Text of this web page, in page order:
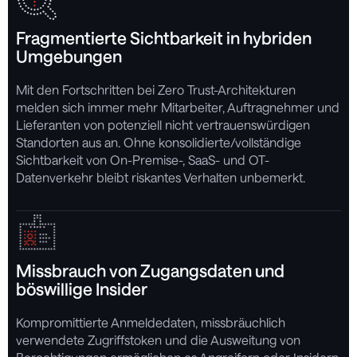
Fragmentierte Sichtbarkeit in hybriden
Umgebungen
Mit den Fortschritten bei Zero Trust-Architekturen
melden sich immer mehr Mitarbeiter, Auftragnehmer und
Lieferanten von potenziell nicht vertrauenswürdigen
Standorten aus an. Ohne konsolidierte/vollständige
Sichtbarkeit von On-Premise-, SaaS- und OT-
Datenverkehr bleibt riskantes Verhalten unbemerkt.
Missbrauch von Zugangsdaten und
böswillige Insider
Kompromittierte Anmeldedaten, missbräuchlich
verwendete Zugriffstoken und die Ausweitung von